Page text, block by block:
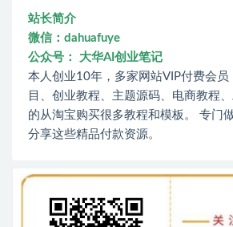
站长简介
微信：dahuafuye
公众号： 大华AI创业笔记
本人创业10年，多家网站VIP付费会员
目、创业教程、主题源码、电商教程
的从淘宝购买很多教程和模板。 专门
分享这些精品付款资源。